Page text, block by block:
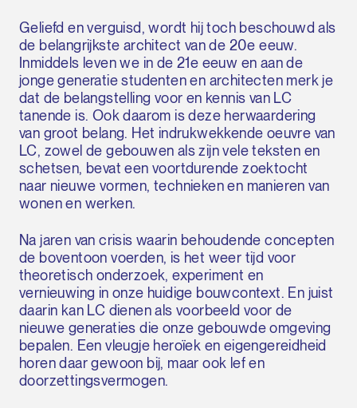
Geliefd en verguisd, wordt hij toch beschouwd als
de belangrijkste architect van de 20e eeuw.
Inmiddels leven we in de 21e eeuw en aan de
jonge generatie studenten en architecten merk je
dat de belangstelling voor en kennis van LC
tanende is. Ook daarom is deze herwaardering
van groot belang. Het indrukwekkende oeuvre van
LC, zowel de gebouwen als zijn vele teksten en
schetsen, bevat een voortdurende zoektocht
naar nieuwe vormen, technieken en manieren van
wonen en werken.
Na jaren van crisis waarin behoudende concepten
de boventoon voerden, is het weer tijd voor
theoretisch onderzoek, experiment en
vernieuwing in onze huidige bouwcontext. En juist
daarin kan LC dienen als voorbeeld voor de
nieuwe generaties die onze gebouwde omgeving
bepalen. Een vleugje heroïek en eigengereidheid
horen daar gewoon bij, maar ook lef en
doorzettingsvermogen.